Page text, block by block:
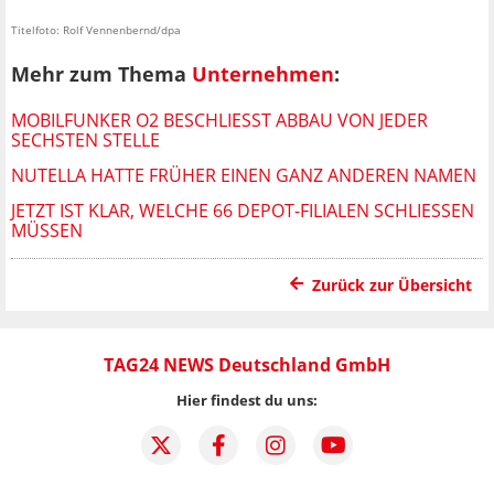
Titelfoto: Rolf Vennenbernd/dpa
Mehr zum Thema Unternehmen:
MOBILFUNKER O2 BESCHLIESST ABBAU VON JEDER S
ECHSTEN STELLE
NUTELLA HATTE FRÜHER EINEN GANZ ANDEREN NAMEN
JETZT IST KLAR, WELCHE 66 DEPOT-FILIALEN SCHLIESSEN M
ÜSSEN
Zurück zur Übersicht
TAG24 NEWS Deutschland GmbH
Hier findest du uns: